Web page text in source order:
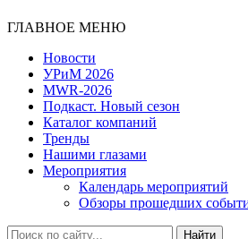
ГЛАВНОЕ МЕНЮ
Новости
УРиМ 2026
MWR-2026
Подкаст. Новый сезон
Каталог компаний
Тренды
Нашими глазами
Мероприятия
Календарь мероприятий
Обзоры прошедших